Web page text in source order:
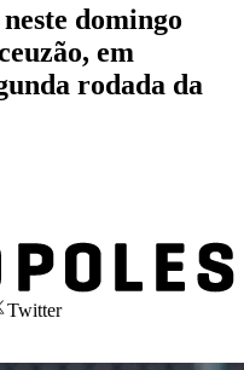
domingo
em
rodada da
Twitter